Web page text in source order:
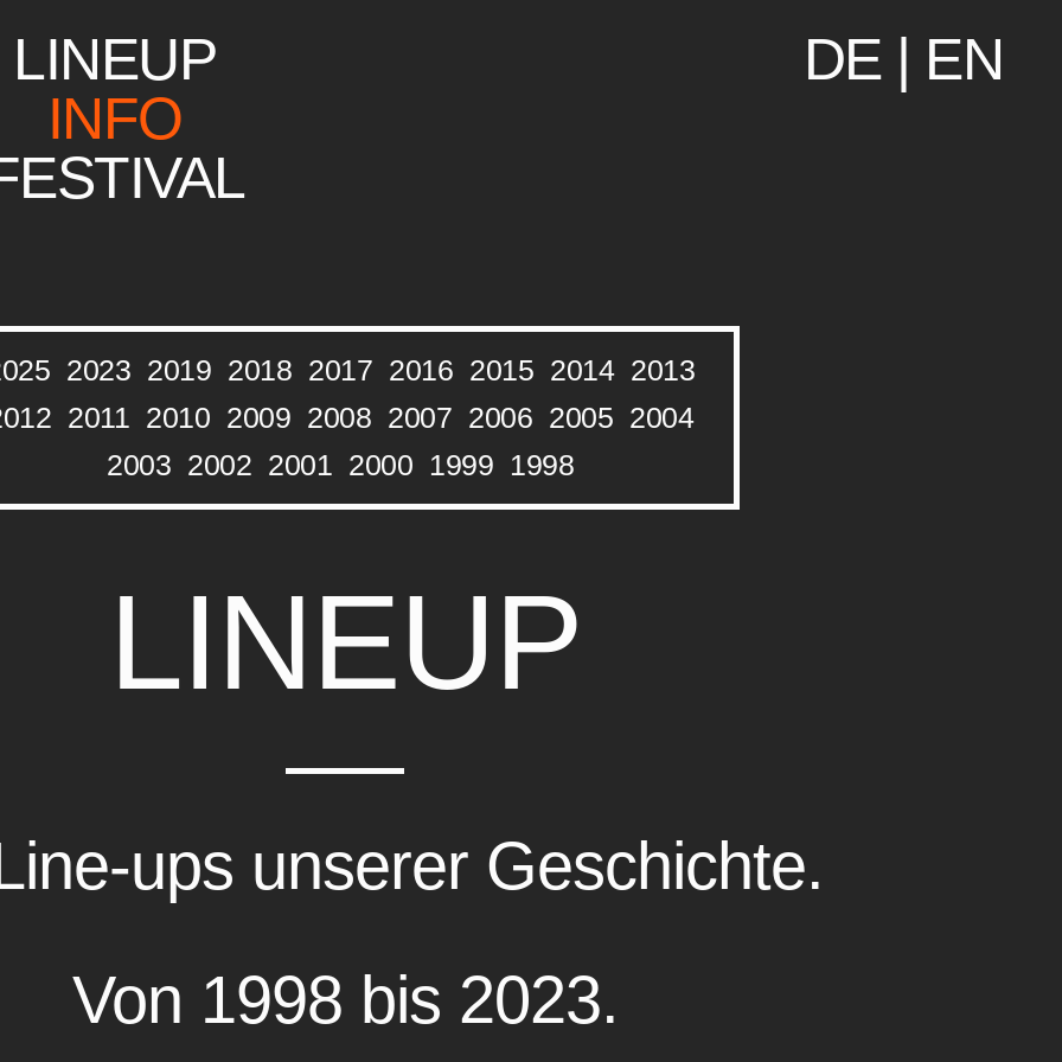
LINEUP
INFO
DE| EN
2023 2019 2018 2017 2016 2015 2014 2013
2011 2010 2009 2008 2007 2006 2005 2004
2003 2002 2001 2000 1999 1998
LINEUP
ups unserer Geschichte.
Von 1998 bis 2023.